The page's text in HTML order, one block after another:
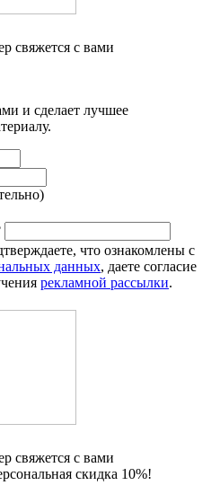
свяжется с вами
и сделает лучшее
что ознакомлены с
данных, даете согласие
рекламной рассылки.
свяжется с вами
скидка 10%!